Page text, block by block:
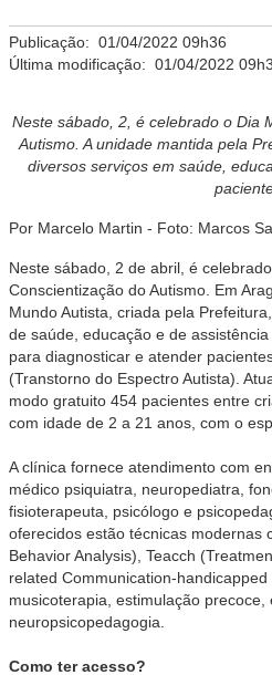
Publicação: 01/04/2022 09h36
Última modificação: 01/04/2022
Neste sábado, 2, é celebrado o Dia
Autismo. A unidade mantida pela
diversos serviços em saúde,
Por Marcelo Martin - Foto: Marcos
Neste sábado, 2 de abril, é
Conscientização do Autismo. Em
Mundo Autista, criada pela
de saúde, educação e de
para diagnosticar e atender
(Transtorno do Espectro Autista).
modo gratuito 454 pacientes entre
com idade de 2 a 21 anos, com o
A clínica fornece atendimento com
médico psiquiatra, neuropediatra,
fisioterapeuta, psicólogo e
oferecidos estão técnicas modernas
Behavior Analysis), Teacch
related Communication-handicapped
musicoterapia, estimulação precoce,
neuropsicopedagogia.
Como ter acesso?